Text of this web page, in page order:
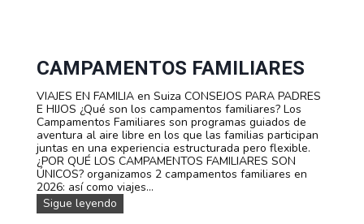
CAMPAMENTOS FAMILIARES
VIAJES EN FAMILIA en Suiza CONSEJOS PARA PADRES
E HIJOS ¿Qué son los campamentos familiares? Los
Campamentos Familiares son programas guiados de
aventura al aire libre en los que las familias participan
juntas en una experiencia estructurada pero flexible.
¿POR QUÉ LOS CAMPAMENTOS FAMILIARES SON
ÚNICOS? organizamos 2 campamentos familiares en
2026: así como viajes...
Sigue leyendo
a